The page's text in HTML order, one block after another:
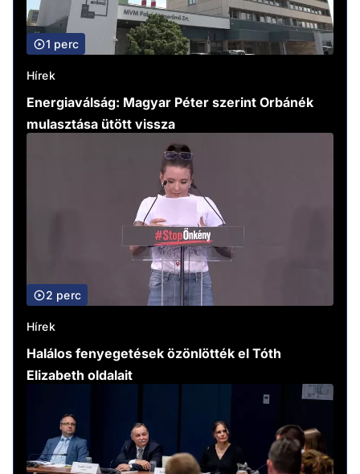
1 perc
Hírek
Energiaválság: Magyar Péter szerint Orbánék
mulasztása ütött vissza
2 perc
Hírek
Halálos fenyegetések özönlötték el Tóth
Elizabeth oldalait